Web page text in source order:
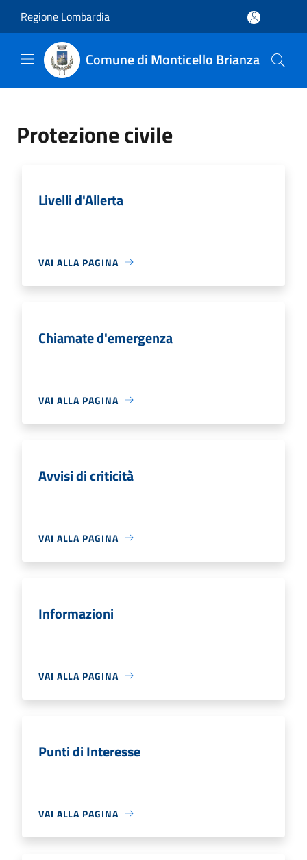
Regione Lombardia
Comune di Monticello Brianza
Protezione civile
Livelli d'Allerta
VAI ALLA PAGINA
Chiamate d'emergenza
VAI ALLA PAGINA
Avvisi di criticità
VAI ALLA PAGINA
Informazioni
VAI ALLA PAGINA
Punti di Interesse
VAI ALLA PAGINA